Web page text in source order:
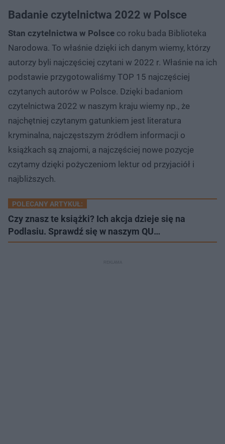
Badanie czytelnictwa 2022 w Polsce
Stan czytelnictwa w Polsce co roku bada Biblioteka
Narodowa. To właśnie dzięki ich danym wiemy, którzy
autorzy byli najczęściej czytani w 2022 r. Właśnie na ich
podstawie przygotowaliśmy TOP 15 najczęściej
czytanych autorów w Polsce. Dzięki badaniom
czytelnictwa 2022 w naszym kraju wiemy np., że
najchętniej czytanym gatunkiem jest literatura
kryminalna, najczęstszym źródłem informacji o
książkach są znajomi, a najczęściej nowe pozycje
czytamy dzięki pożyczeniom lektur od przyjaciół i
najbliższych.
POLECANY ARTYKUŁ:
Czy znasz te książki? Ich akcja dzieje się na
Podlasiu. Sprawdź się w naszym QU…